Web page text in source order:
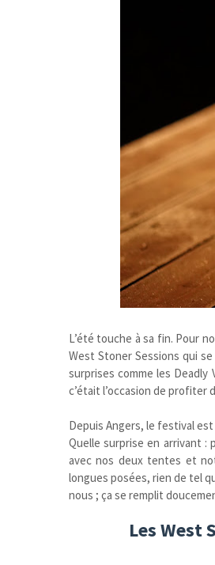
L’été touche à sa fin. Pour
West Stoner Sessions qui
surprises comme les
c’était l’occasion de profiter
Depuis Angers, le festival
Quelle surprise en arrivant :
avec nos deux tentes et
longues posées, rien de tel
nous ; ça se remplit
Les West